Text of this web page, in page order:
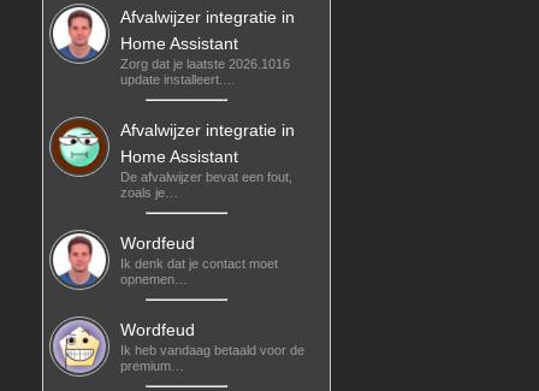
Afvalwijzer integratie in
Home Assistant
Zorg dat je laatste 2026.1016
update installeert.…
Afvalwijzer integratie in
Home Assistant
De afvalwijzer bevat een fout,
zoals je…
Wordfeud
Ik denk dat je contact moet
opnemen…
Wordfeud
Ik heb vandaag betaald voor de
premium…